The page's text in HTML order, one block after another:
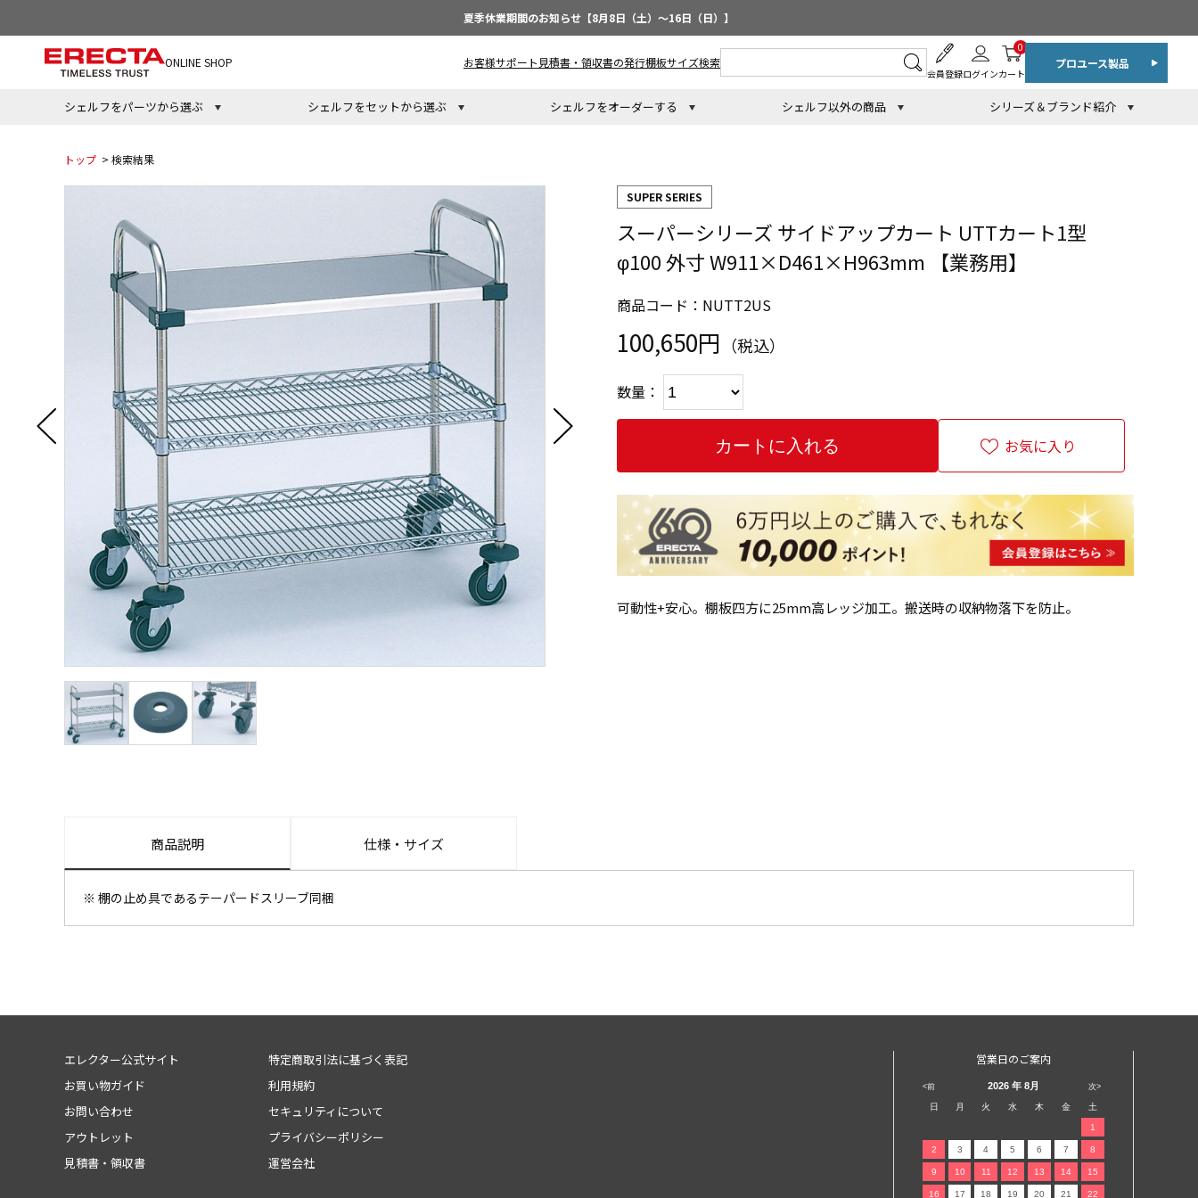
夏季休業期間のお知らせ【8月8日（土）～16日（日）】
ONLINE SHOP お客様サポート 見積書・領収書の発行棚板サイズ検索
会員登録ログインカート
0
プロユース製品
シェルフをパーツから選ぶ シェルフをセットから選ぶ シェルフをオーダーする シェルフ以外の商品 シリーズ＆ブランド紹介
トップ > 検索結果
SUPER SERIES
スーパーシリーズ サイドアップカート UTTカート1型
φ100 外寸 W911×D461×H963mm 【業務用】
商品コード：NUTT2US
100,650円 （税込）
数量：
お気に入り
可動性+安心。棚板四方に25mm高レッジ加工。搬送時の収納物落下を防止。
商品説明 仕様・サイズ
※ 棚の止め具であるテーパードスリーブ同梱
エレクター公式サイト
お買い物ガイド
お問い合わせ
アウトレット
見積書・領収書
特定商取引法に基づく表記
利用規約
セキュリティについて
プライバシーポリシー
運営会社
営業日のご案内
<前 次>
2026 年 8月
日 月 火 水 木 金 土
1
2 3 4 5 6 7 8
9 10 11 12 13 14 15
16 17 18 19 20 21 22